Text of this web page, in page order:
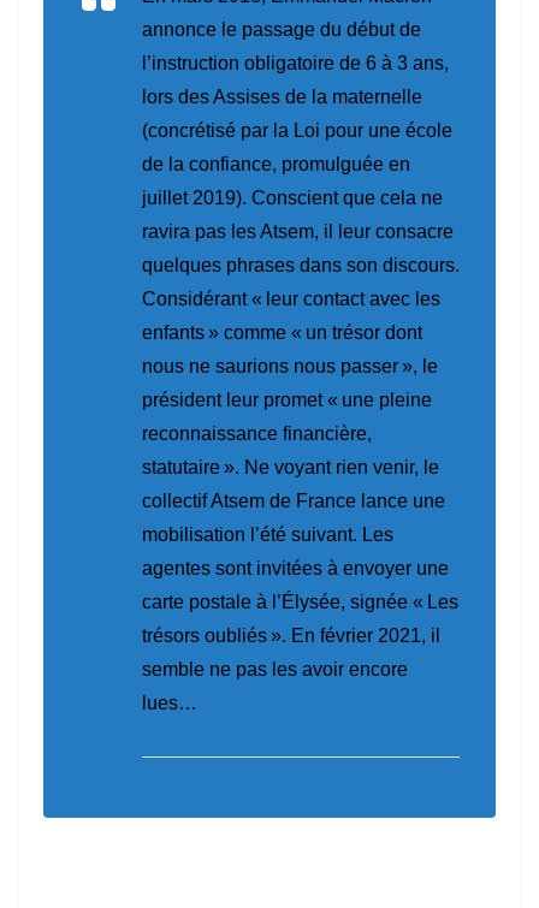
annonce le passage du début de
l’instruction obligatoire de 6 à 3 ans,
lors des Assises de la maternelle
(concrétisé par la Loi pour une école
de la confiance, promulguée en
juillet 2019). Conscient que cela ne
ravira pas les Atsem, il leur consacre
quelques phrases dans son discours.
Considérant« leur contact avec les
enfants » comme « un trésor dont
nous ne saurions nous passer », le
président leur promet« une pleine
reconnaissance financière,
statutaire ». Ne voyant rien venir, le
collectif Atsem de France lance une
mobilisation l’été suivant. Les
agentes sont invitées à envoyer une
carte postale à l’Élysée, signée « Les
trésors oubliés ». En février 2021, il
semble ne pas les avoir encore
lues…